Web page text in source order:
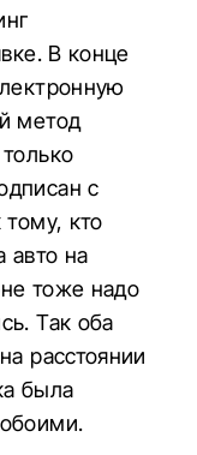
В конце
метод
с
кто
авто на
тоже надо
Так оба
расстоянии
была